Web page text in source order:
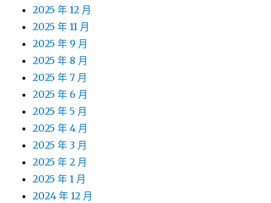
2025 年 12 月
2025 年 11 月
2025 年 9 月
2025 年 8 月
2025 年 7 月
2025 年 6 月
2025 年 5 月
2025 年 4 月
2025 年 3 月
2025 年 2 月
2025 年 1 月
2024 年 12 月